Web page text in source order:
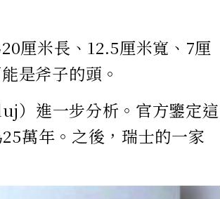
厘米長、12.5厘米寬、7厘
是斧子的頭。
）進一步分析。官方鑒定這
萬年。之後，瑞士的一家